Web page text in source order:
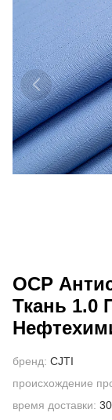
О НАС
НОВОСТИ
СВЯЖИТЕСЬ С
ВИДЕО
ОСР
Ткань 1.0
бренд: CJTI
происхождение
время доставки: